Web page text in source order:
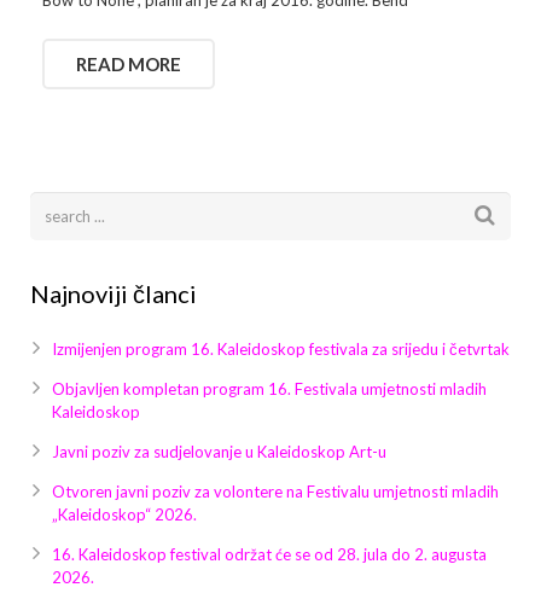
READ MORE
Najnoviji članci
Izmijenjen program 16. Kaleidoskop festivala za srijedu i četvrtak
Objavljen kompletan program 16. Festivala umjetnosti mladih
Kaleidoskop
Javni poziv za sudjelovanje u Kaleidoskop Art-u
Otvoren javni poziv za volontere na Festivalu umjetnosti mladih
„Kaleidoskop“ 2026.
16. Kaleidoskop festival održat će se od 28. jula do 2. augusta
2026.